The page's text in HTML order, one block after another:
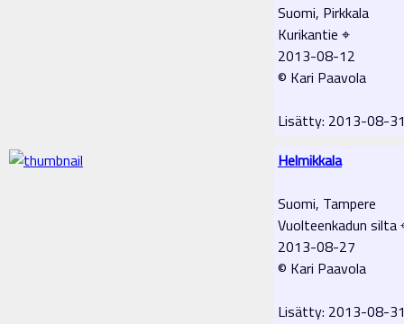
Suomi, Pirkkala
Kurikantie ⌖
2013-08-12
© Kari Paavola
Lisätty: 2013-08-
Helmikkala
Suomi, Tampere
Vuolteenkadun silta
2013-08-27
© Kari Paavola
Lisätty: 2013-08-